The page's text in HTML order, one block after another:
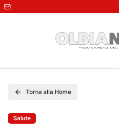
Torna alla Home
Salute